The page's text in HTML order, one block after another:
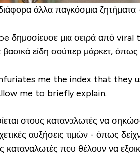
άλλα παγκόσμια ζητήματα
δημοσίευσε μια σειρά από
είδη σούπερ μάρκετ, όπως
me the index that they
me to briefly explain.
στους καταναλωτές να
αυξήσεις τιμών - όπως
καταναλωτές που θέλουν να